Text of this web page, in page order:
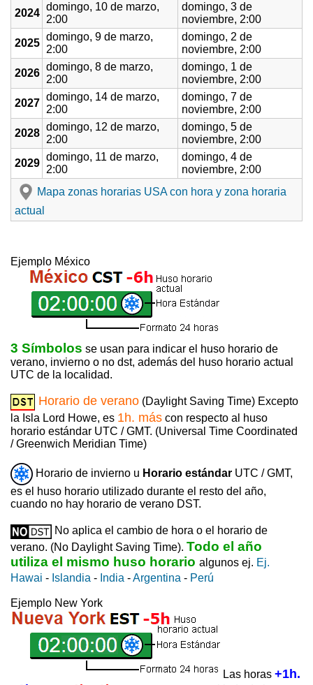
2024
domingo, 10 de marzo,
2:00
domingo, 3 de
noviembre, 2:00
2025
domingo, 9 de marzo,
2:00
domingo, 2 de
noviembre, 2:00
2026
domingo, 8 de marzo,
2:00
domingo, 1 de
noviembre, 2:00
2027
domingo, 14 de marzo,
2:00
domingo, 7 de
noviembre, 2:00
2028
domingo, 12 de marzo,
2:00
domingo, 5 de
noviembre, 2:00
2029
domingo, 11 de marzo,
2:00
domingo, 4 de
noviembre, 2:00
Mapa zonas horarias USA con hora y zona horaria
actual
Ejemplo México
3 Símbolos se usan para indicar el huso horario de
verano, invierno o no dst, además del huso horario actual
UTC de la localidad.
Horario de verano (Daylight Saving Time) Excepto
la Isla Lord Howe, es 1h. más con respecto al huso
horario estándar UTC / GMT. (Universal Time Coordinated
/ Greenwich Meridian Time)
Horario de invierno u Horario estándar UTC / GMT,
es el huso horario utilizado durante el resto del año,
cuando no hay horario de verano DST.
No aplica el cambio de hora o el horario de
verano. (No Daylight Saving Time). Todo el año
utiliza el mismo huso horario algunos ej. Ej.
Hawai - Islandia - India -Argentina - Perú
Ejemplo New York
Las horas +1h.